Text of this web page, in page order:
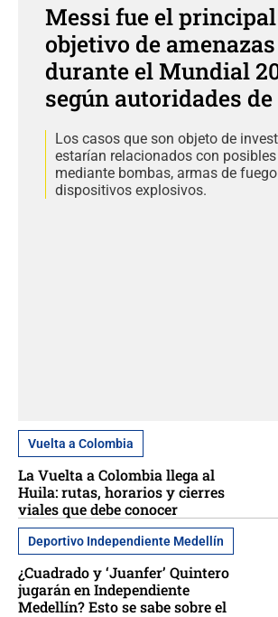
Messi fue el principal
objetivo de amenazas
durante el Mundial
según autoridades de
Los casos que son objeto de
estarían relacionados con
mediante bombas, armas de
dispositivos explosivos.
Vuelta a Colombia
La Vuelta a Colombia llega al
Huila: rutas, horarios y cierres
viales que debe conocer
Deportivo Independiente Medellín
¿Cuadrado y ‘Juanfer’ Quintero
jugarán en Independiente
Medellín? Esto se sabe sobre el